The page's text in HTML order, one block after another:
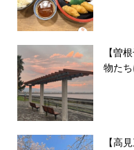
【曽
物た
【高